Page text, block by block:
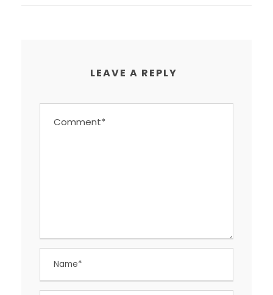
LEAVE A REPLY